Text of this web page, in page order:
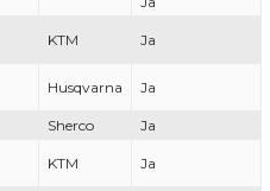
KTM Ja
Husqvarna Ja
Sherco Ja
KTM Ja